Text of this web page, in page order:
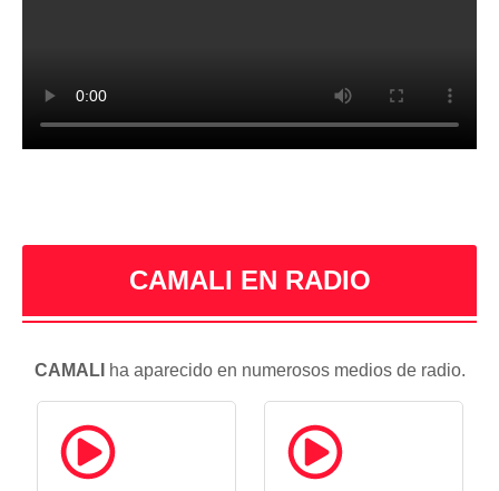
CAMALI EN RADIO
CAMALI ha aparecido en numerosos medios de radio.